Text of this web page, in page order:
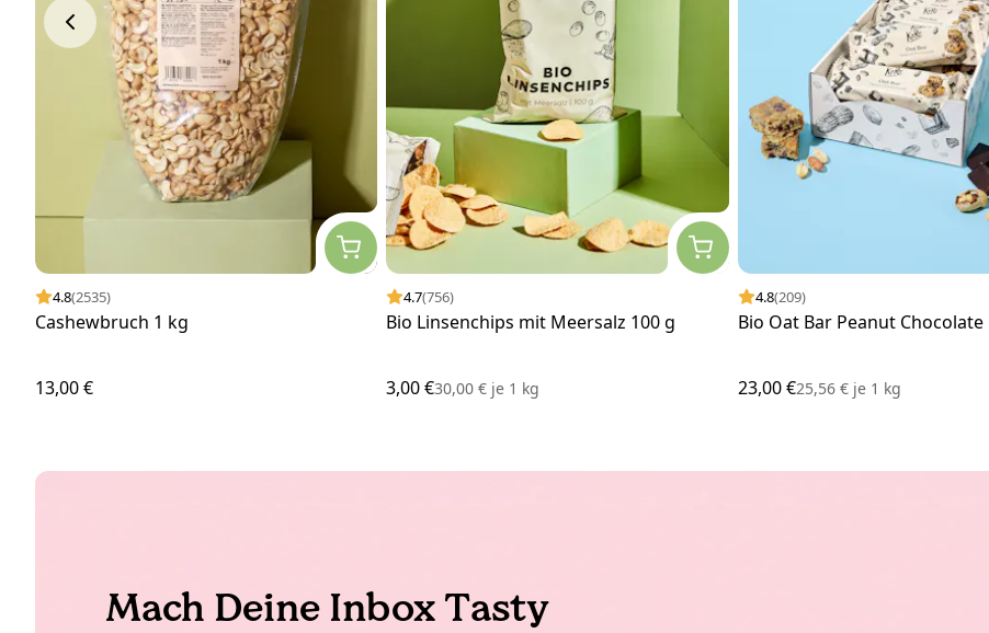
4.8(2535)
Cashewbruch 1 kg
13,00 €
4.7(756)
Bio Linsenchips mit Meersalz 100 g
3,00 €30,00 € je 1 kg
4.8(209)
Bio Oat Bar Peanut Chocolate
23,00 €25,56 € je1 kg
Mach Deine Inbox Tasty